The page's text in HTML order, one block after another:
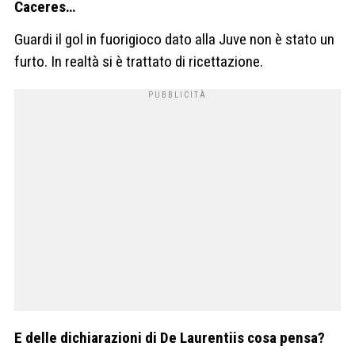
Caceres…
Guardi il gol in fuorigioco dato alla Juve non è stato un
furto. In realtà si è trattato di ricettazione.
E delle dichiarazioni di De Laurentiis cosa pensa?